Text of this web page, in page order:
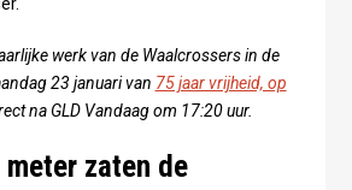
werk van de Waalcrossers in de
23 januari van 75 jaar vrijheid, op
na GLD Vandaag om 17:20 uur.
meter zaten de